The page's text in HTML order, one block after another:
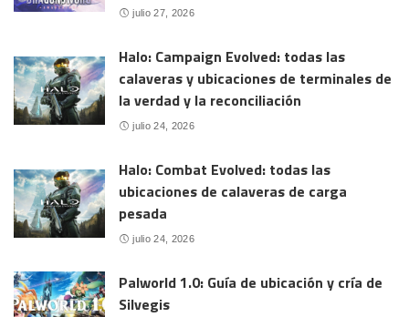
julio 27, 2026
Halo: Campaign Evolved: todas las
calaveras y ubicaciones de terminales de
la verdad y la reconciliación
julio 24, 2026
Halo: Combat Evolved: todas las
ubicaciones de calaveras de carga
pesada
julio 24, 2026
Palworld 1.0: Guía de ubicación y cría de
Silvegis